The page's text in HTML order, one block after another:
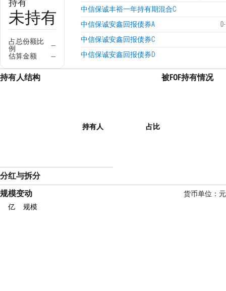
未持有
占总份额比
例
—
估算金额
—
中信保诚丰裕一年持有期混合C
中信保诚安鑫回报债券A
中信保诚安鑫回报债券C
中信保诚安鑫回报债券D
持有人结构
持有人 占比
被FOF持有情况
分红与拆分
规模变动
货币单位：元
亿
规模